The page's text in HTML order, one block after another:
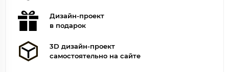
Дизайн-проект
в подарок
3D дизайн-проект
самостоятельно на сайте